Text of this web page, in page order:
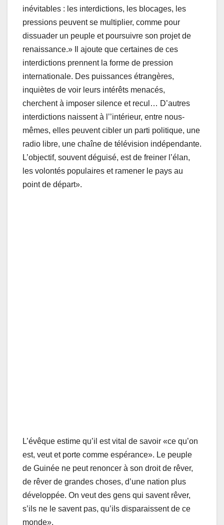
inévitables : les interdictions, les blocages, les
pressions peuvent se multiplier, comme pour
dissuader un peuple et poursuivre son projet de
renaissance.» Il ajoute que certaines de ces
interdictions prennent la forme de pression
internationale. Des puissances étrangères,
inquiètes de voir leurs intérêts menacés,
cherchent à imposer silence et recul… D’autres
interdictions naissent à l’’intérieur, entre nous-
mêmes, elles peuvent cibler un parti politique, une
radio libre, une chaîne de télévision indépendante.
L’objectif, souvent déguisé, est de freiner l’élan,
les volontés populaires et ramener le pays au
point de départ».
L’évêque estime qu’il est vital de savoir «ce qu’on
est, veut et porte comme espérance». Le peuple
de Guinée ne peut renoncer à son droit de rêver,
de rêver de grandes choses, d’une nation plus
développée. On veut des gens qui savent rêver,
s’ils ne le savent pas, qu’ils disparaissent de ce
monde».